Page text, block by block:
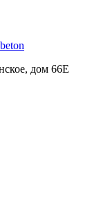
дом 66Е